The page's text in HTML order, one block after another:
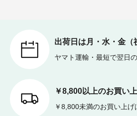
出荷日は月・水・金（
ヤマト運輸・最短で翌日
￥8,800以上のお買い
￥8,800未満のお買い上